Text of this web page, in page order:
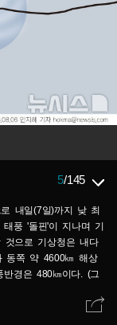
5/145
내일(7일)까지 낮 최
풍 '돌핀'이 지나며 기
것으로 기상청은 내다
동쪽 약 4600㎞ 해상
경은 480㎞이다. (그